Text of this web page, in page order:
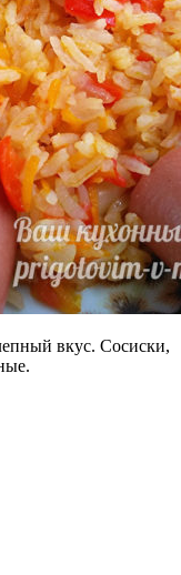
вкус. Сосиски,